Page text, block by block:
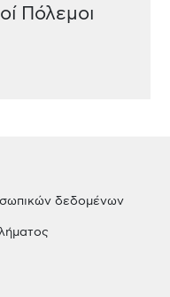
Πόλεμοι
δεδομένων